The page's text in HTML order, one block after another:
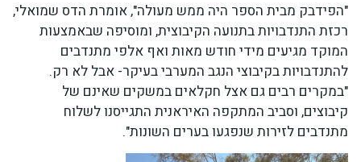
"הפידבק מבית הספר היה ממש מעולה", אומרת הדס שמואלי,
רכזת התנדבויות בתנועה הקיבוצית, ומוסיפה שבאמצעות
המוקד מגיעים מידי חודש מאות ואף אלפי מתנדבים
להתנדבויות בקיבוצי הנגב המערבי בעיקר- אבל לא רק.
"במקרים רבים גם אצל חקלאים במשקים שאינם של
קיבוצים, וסביב המתקפה האיראנית התגייסנו לשלוח
מתנדבים לזירות שנפגעו בערים השונות".